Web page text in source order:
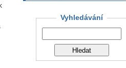
Vyhledávání